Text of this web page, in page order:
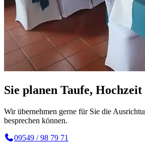
Sie planen Taufe,
Wir übernehmen gerne für Sie die
besprechen können.
09549 / 98 79 71